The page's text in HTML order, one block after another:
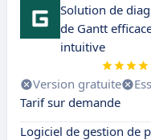
Solution de
de Gantt
intuitive
Version gratuite
Tarif sur demande
Logiciel de gestion de